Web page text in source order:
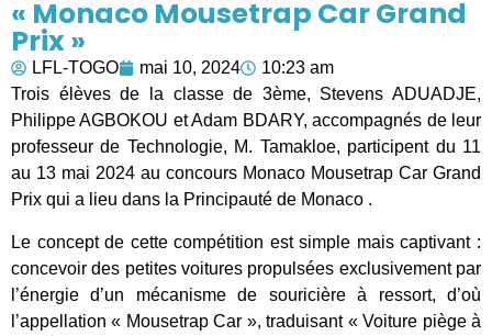
« Monaco Mousetrap Car Grand
Prix »
LFL-TOGO mai 10, 2024
10:23 am
Trois élèves de la classe de 3ème, Stevens ADUADJE,
Philippe AGBOKOU et Adam BDARY, accompagnés de leur
professeur de Technologie, M. Tamakloe, participent du 11
au 13 mai 2024 au concours Monaco Mousetrap Car Grand
Prix qui a lieu dans la Principauté de Monaco .
Le concept de cette compétition est simple mais captivant :
concevoir des petites voitures propulsées exclusivement par
l’énergie d’un mécanisme de souricière à ressort, d’où
l’appellation « Mousetrap Car », traduisant « Voiture piège à